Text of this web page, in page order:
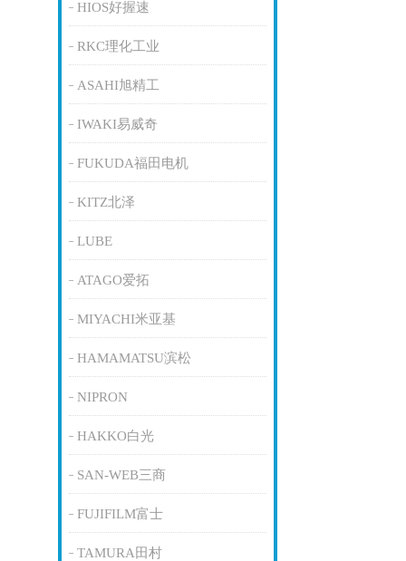
HIOS好握速
RKC理化工业
ASAHI旭精工
IWAKI易威奇
FUKUDA福田电机
KITZ北泽
LUBE
ATAGO爱拓
MIYACHI米亚基
HAMAMATSU滨松
NIPRON
HAKKO白光
SAN-WEB三商
FUJIFILM富士
TAMURA田村